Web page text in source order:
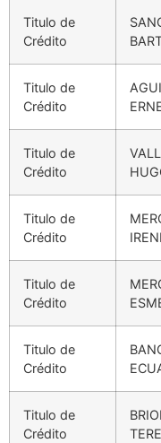
Titulo de
Crédito
Titulo de
Crédito
Titulo de
Crédito
Titulo de
Crédito
Titulo de
Crédito
Titulo de
Crédito
Titulo de
Crédito